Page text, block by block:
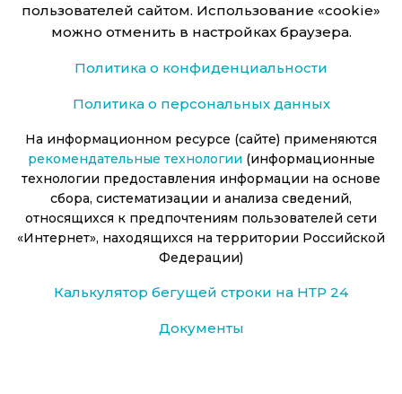
пользователей сайтом. Использование «cookie»
можно отменить в настройках браузера.
Политика о конфиденциальности
Политика о персональных данных
На информационном ресурсе (сайте) применяются
рекомендательные технологии (информационные
технологии предоставления информации на основе
сбора, систематизации и анализа сведений,
относящихся к предпочтениям пользователей сети
«Интернет», находящихся на территории Российской
Федерации)
Калькулятор бегущей строки на НТР 24
Документы